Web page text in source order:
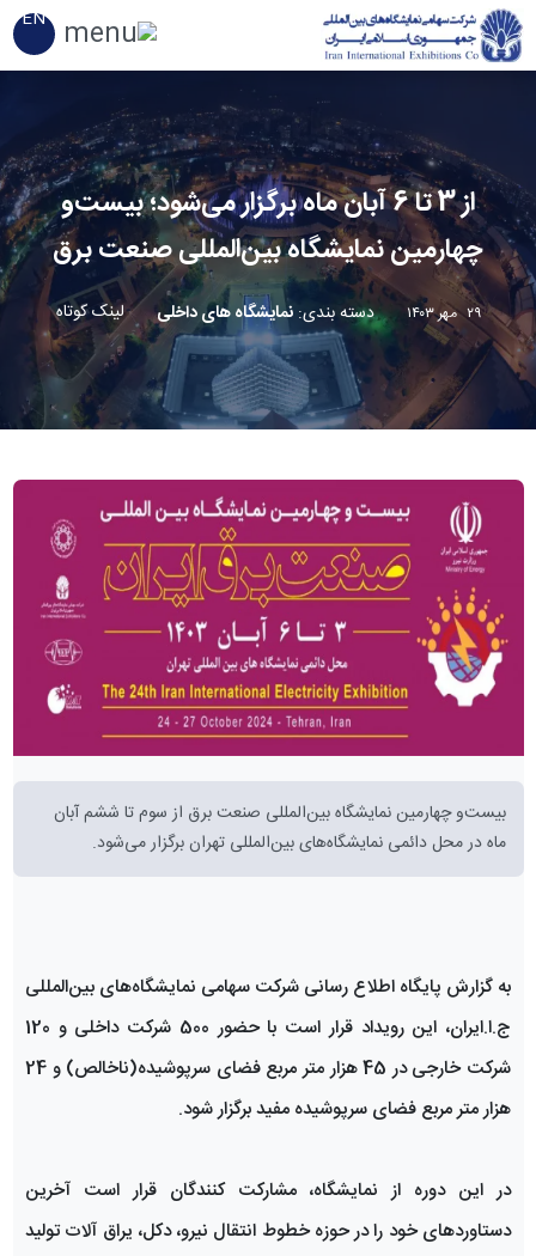
EN
از 3 تا 6 آبان ماه برگزار می‌شود؛ بیست‌و
چهارمین نمایشگاه بین‌المللی صنعت برق
۲۹ مهر ۱۴۰۳ دسته بندی: نمایشگاه های داخلی لینک کوتاه
بیست‌و چهارمین نمایشگاه بین‌المللی صنعت برق از سوم تا ششم آبان
ماه در محل دائمی نمایشگاه‌های بین‌المللی تهران برگزار می‌شود.
به گزارش پایگاه اطلاع رسانی شرکت سهامی نمایشگاه‌های بین‌المللی
ج.ا.ایران، این رویداد قرار است با حضور 500 شرکت داخلی و 120
شرکت خارجی در 45 هزار متر مربع فضای سرپوشیده(ناخالص) و 24
هزار متر مربع فضای سرپوشیده مفید برگزار شود.
در این دوره از نمایشگاه، مشارکت کنندگان قرار است آخرین
دستاوردهای خود را در حوزه خطوط انتقال نیرو، دکل، یراق آلات تولید